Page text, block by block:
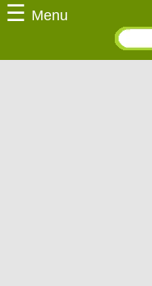
☰ Menu